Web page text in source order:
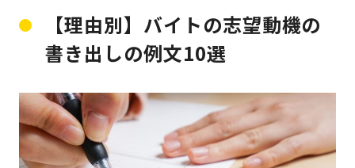
【理由別】バイトの志望動機の
書き出しの例文10選